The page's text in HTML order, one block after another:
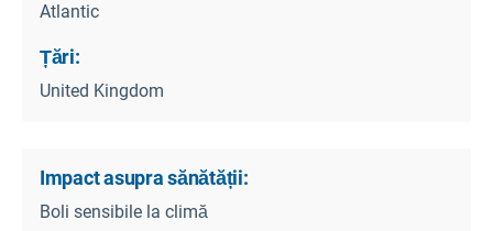
Atlantic
Țări:
United Kingdom
Impact asupra sănătății:
Boli sensibile la climă